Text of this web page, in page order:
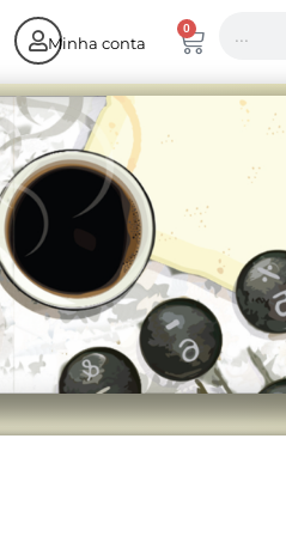
Minha conta
0